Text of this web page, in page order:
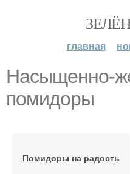
главная
Насыщенно-
помидоры
Помидоры на радость